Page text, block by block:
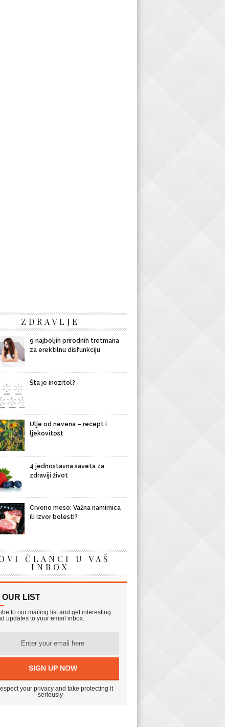
ZDRAVLJE
9 najboljih prirodnih tretmana
za erektilnu disfunkciju
Šta je inozitol?
Ulje od nevena – recept i
ljekovitost
4 jednostavna saveta za
zdraviji život
Crveno meso: Važna namirnica
ili izvor bolesti?
ČLANCI U VAŠ
INBOX
OUR LIST
to our mailing list and get interesting
updates to your email inbox.
your privacy and take protecting it
seriously